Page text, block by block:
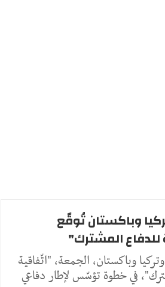
وباكستان تُوقّع
المشترك"
وباكستان، الجمعة، "اتّفاقية
في خطوة تؤسّس لإطار دفاعي